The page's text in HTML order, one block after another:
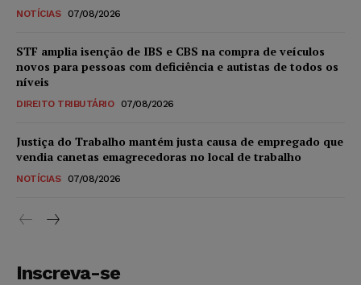
NOTÍCIAS 07/08/2026
STF amplia isenção de IBS e CBS na compra de veículos
novos para pessoas com deficiência e autistas de todos os
níveis
DIREITO TRIBUTÁRIO 07/08/2026
Justiça do Trabalho mantém justa causa de empregado que
vendia canetas emagrecedoras no local de trabalho
NOTÍCIAS 07/08/2026
Inscreva-se